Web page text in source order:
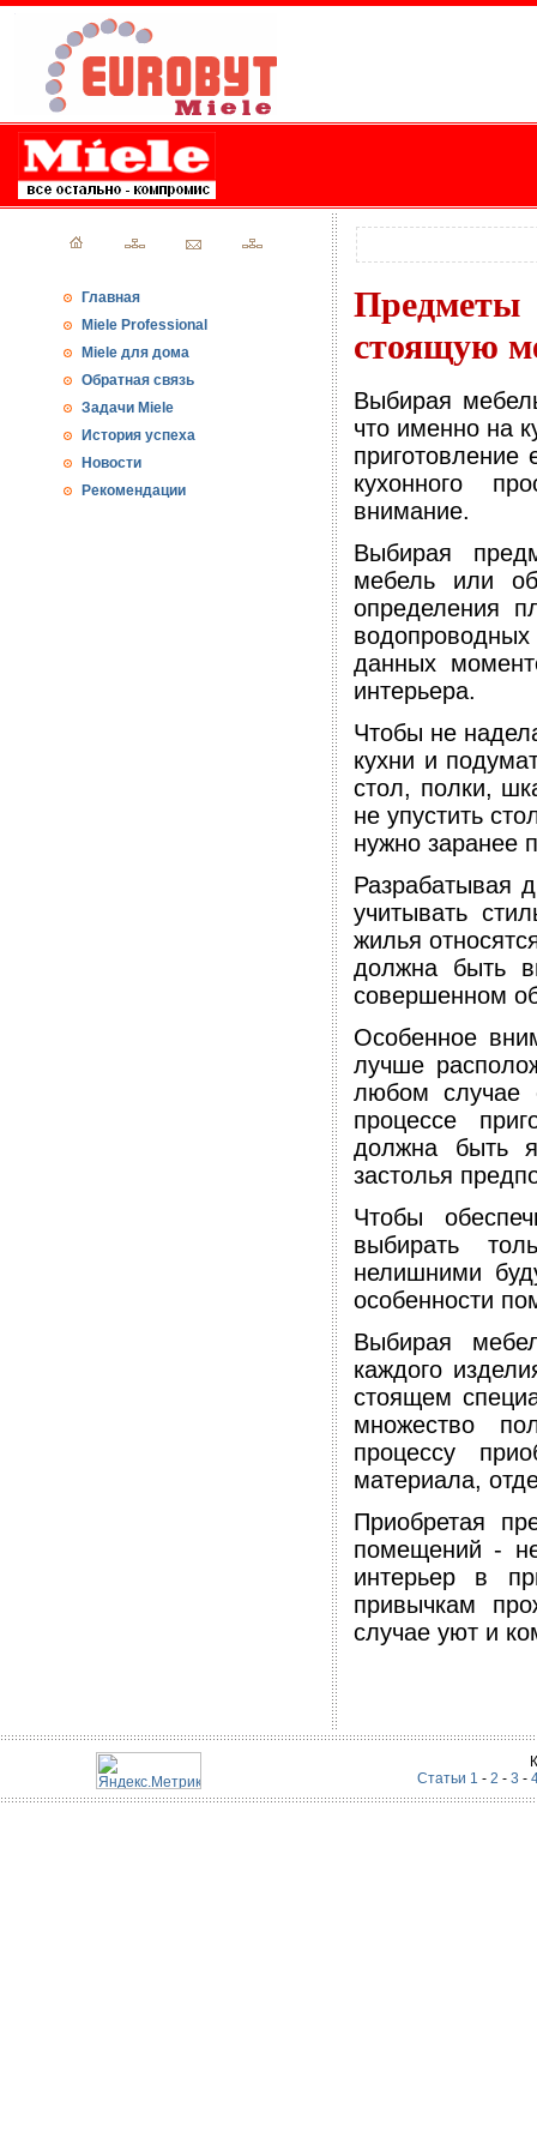
Главная
Miele Professional
Miele для дома
Обратная связь
Задачи Miele
История успеха
Новости
Рекомендации
стоящую
Выбирая
что именно на
приготовление
кухонного
внимание.
Выбирая
мебель или
определения
водопроводных
данных
интерьера.
Чтобы не
кухни и
стол, полки,
не упустить
нужно заранее
Разрабатывая
учитывать
жилья
должна быть
совершенном
Особенное
лучше
любом случае
процессе
должна быть
застолья
Чтобы
выбирать
нелишними
особенности
Выбирая
каждого
стоящем
множество
процессу
материала,
Приобретая
помещений -
интерьер в
привычкам
случае уют и
Статьи 1 - 2 - 3 -